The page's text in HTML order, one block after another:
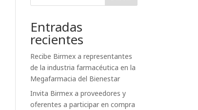
Entradas
recientes
Recibe Birmex a representantes
de la industria farmacéutica en la
Megafarmacia del Bienestar
Invita Birmex a proveedores y
oferentes a participar en compra